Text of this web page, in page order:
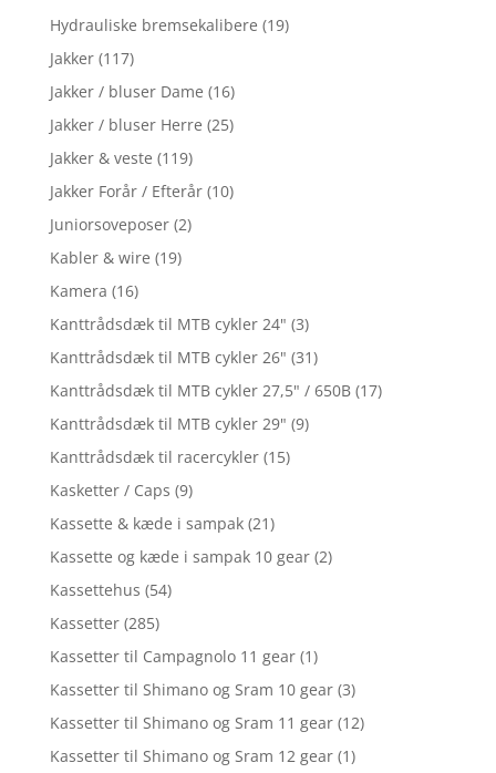
Hydrauliske bremsekalibere (19)
Jakker (117)
Jakker / bluser Dame (16)
Jakker / bluser Herre (25)
Jakker & veste (119)
Jakker Forår / Efterår (10)
Juniorsoveposer (2)
Kabler & wire (19)
Kamera (16)
Kanttrådsdæk til MTB cykler 24" (3)
Kanttrådsdæk til MTB cykler 26" (31)
Kanttrådsdæk til MTB cykler 27,5" / 650B (17)
Kanttrådsdæk til MTB cykler 29" (9)
Kanttrådsdæk til racercykler (15)
Kasketter / Caps (9)
Kassette & kæde i sampak (21)
Kassette og kæde i sampak 10 gear (2)
Kassettehus (54)
Kassetter (285)
Kassetter til Campagnolo 11 gear (1)
Kassetter til Shimano og Sram 10 gear (3)
Kassetter til Shimano og Sram 11 gear (12)
Kassetter til Shimano og Sram 12 gear (1)